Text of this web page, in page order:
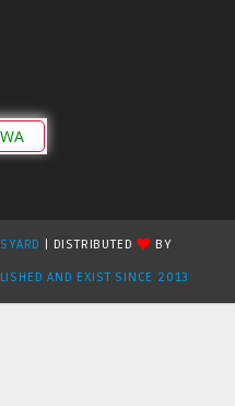
| DISTRIBUTED
BY
AND EXIST SINCE 2013